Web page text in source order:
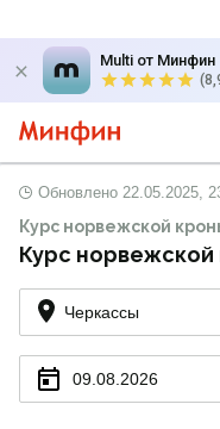
Multi от Минфин
Обновлено 22.05.2025,
Курс норвежской
Курс
Черкассы
09.08.2026